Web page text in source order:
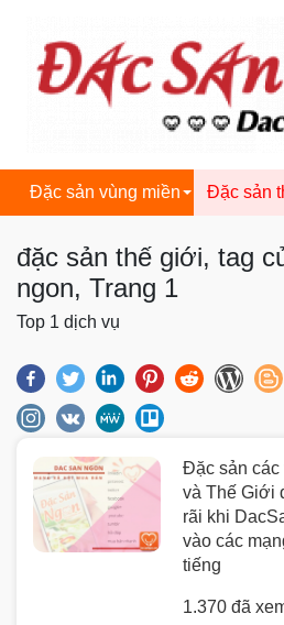
Đặc sản vùng miền Đặc sản
đặc sản thế giới, tag
ngon, Trang 1
Top 1 dịch vụ
Đặc sản các
và Thế Giới
rãi khi
vào các
tiếng
1.370 đã